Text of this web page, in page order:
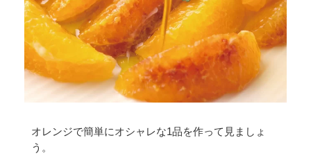
オレンジで簡単にオシャレな1品を作って見ましょ
う。